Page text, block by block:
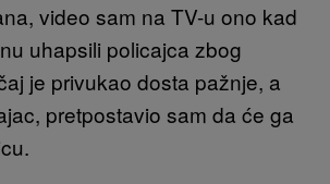
video sam na TV-u ono kad
uhapsili policajca zbog
je privukao dosta pažnje, a
pretpostavio sam da će ga